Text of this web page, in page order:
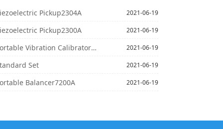
Pickup2304A 2021-06-19
Pickup2300A 2021-06-19
Vibration Calibrator8100 2021-06-19
Set 2021-06-19
Balancer7200A 2021-06-19